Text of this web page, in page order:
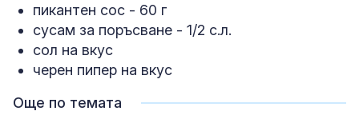
пикантен сос - 60 г
сусам за поръсване - 1/2 с.л.
сол на вкус
черен пипер на вкус
Още по темата